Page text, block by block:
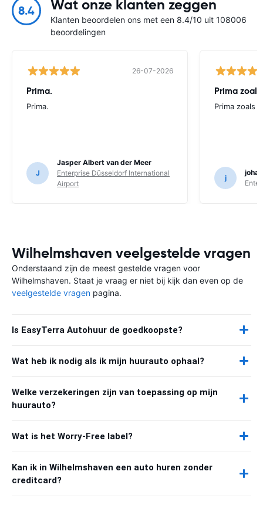
8.4 Wat onze klanten zeggen
Klanten beoordelen ons met een 8.4/10 uit 108006
beoordelingen
26-07-2026
Prima.
Prima.
J
Jasper Albert van der Meer
Enterprise Düsseldorf International
Airport
Prima
Prima zoals
j
Wilhelmshaven veelgestelde vragen
Onderstaand zijn de meest gestelde vragen voor
Wilhelmshaven. Staat je vraag er niet bij kijk dan even op de
veelgestelde vragen pagina.
Is EasyTerra Autohuur de goedkoopste?
Wat heb ik nodig als ik mijn huurauto ophaal?
Welke verzekeringen zijn van toepassing op mijn
huurauto?
Wat is het Worry-Free label?
Kan ik in Wilhelmshaven een auto huren zonder
creditcard?